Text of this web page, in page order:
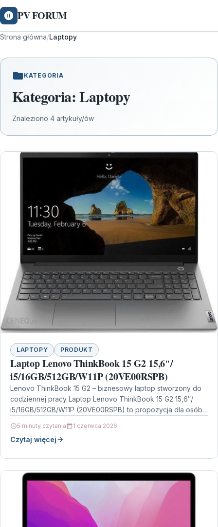
PV FORUM
Strona główna/Laptopy
KATEGORIA
Kategoria:Laptopy
Znaleziono 4 artykuły/ów
LAPTOPY PRODUKT
Laptop Lenovo ThinkBook 15 G2 15,6″/
i5/16GB/512GB/W11P (20VE00RSPB)
Lenovo ThinkBook 15 G2 – biznesowy laptop stworzony do
codziennej pracy Laptop Lenovo ThinkBook 15 G2 15,6″/
i5/16GB/512GB/W11P (20VE00RSPB) to propozycja dla osób,
5 minuty czytania 1 czerwca 2026
Czytaj więcej